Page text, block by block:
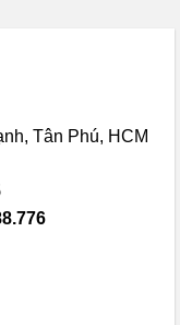
Tân Phú, HCM